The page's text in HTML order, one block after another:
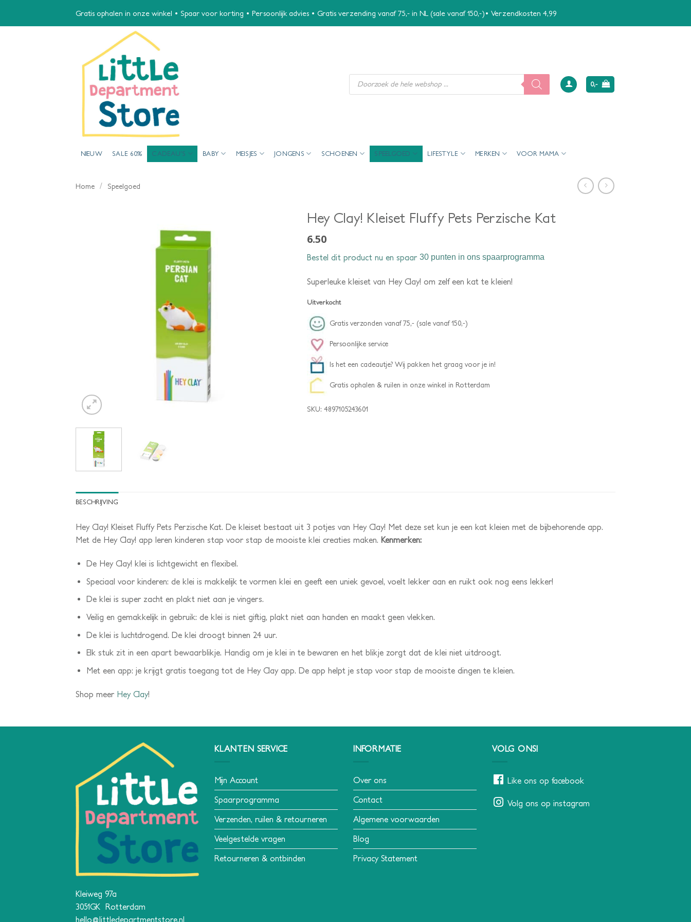
Gratis ophalen in onze winkel • Spaar voor korting • Persoonlijk advies • Gratis verzending vanaf 75,- in NL (sale vanaf 150,-)• Verzendkosten 4,99
Producten
zoeken
0,-
NIEUW SALE 60% CADEAU’S BABY MEISJES JONGENS SCHOENEN SPEELGOED LIFESTYLE MERKEN VOOR MAMA
Home / Speelgoed
Hey Clay! Kleiset Fluffy Pets Perzische Kat
6.50
Bestel dit product nu en spaar 30 punten in ons spaarprogramma
Superleuke kleiset van Hey Clay! om zelf een kat te kleien!
Uitverkocht
Gratis verzonden vanaf 75,- (sale vanaf 150,-)
Persoonlijke service
Is het een cadeautje? Wij pakken het graag voor je in!
Gratis ophalen & ruilen in onze winkel in Rotterdam
SKU: 4897105243601
BESCHRIJVING
Hey Clay! Kleiset Fluffy Pets Perzische Kat. De kleiset bestaat uit 3 potjes van Hey Clay! Met deze set kun je een kat kleien met de bijbehorende app.
Met de Hey Clay! app leren kinderen stap voor stap de mooiste klei creaties maken. Kenmerken:
De Hey Clay! klei is lichtgewicht en flexibel.
Speciaal voor kinderen: de klei is makkelijk te vormen klei en geeft een uniek gevoel, voelt lekker aan en ruikt ook nog eens lekker!
De klei is super zacht en plakt niet aan je vingers.
Veilig en gemakkelijk in gebruik: de klei is niet giftig, plakt niet aan handen en maakt geen vlekken.
De klei is luchtdrogend. De klei droogt binnen 24 uur.
Elk stuk zit in een apart bewaarblikje. Handig om je klei in te bewaren en het blikje zorgt dat de klei niet uitdroogt.
Met een app: je krijgt gratis toegang tot de Hey Clay app. De app helpt je stap voor stap de mooiste dingen te kleien.
Shop meer Hey Clay!
Kleiweg 97a
3051GK Rotterdam
hello@littledepartmentstore.nl
KLANTEN SERVICE
Mijn Account
Spaarprogramma
Verzenden, ruilen & retourneren
Veelgestelde vragen
Retourneren & ontbinden
INFORMATIE
Over ons
Contact
Algemene voorwaarden
Blog
Privacy Statement
VOLG ONS!
Like ons op facebook
Volg ons op instagram